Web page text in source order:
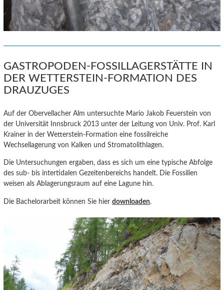
GASTROPODEN-FOSSILLAGERSTÄTTE IN
DER WETTERSTEIN-FORMATION DES
DRAUZUGES
Auf der Obervellacher Alm untersuchte Mario Jakob Feuerstein von
der Universität Innsbruck 2013 unter der Leitung von Univ. Prof. Karl
Krainer in der Wetterstein-Formation eine fossilreiche
Wechsellagerung von Kalken und Stromatolithlagen.
Die Untersuchungen ergaben, dass es sich um eine typische Abfolge
des sub- bis intertidalen Gezeitenbereichs handelt. Die Fossilien
weisen als Ablagerungsraum auf eine Lagune hin.
Die Bachelorarbeit können Sie hierdownloaden.